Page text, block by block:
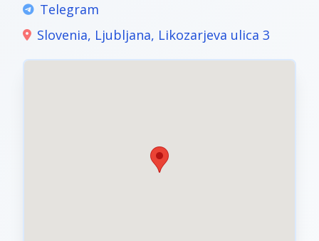
Telegram
Slovenia, Ljubljana, Likozarjeva ulica 3